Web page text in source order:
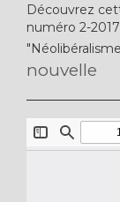
Découvrez
numéro 2-
nouvelle